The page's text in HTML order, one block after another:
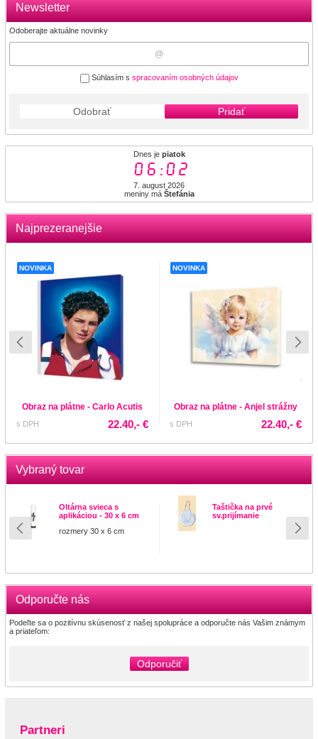
Newsletter
Odoberajte aktuálne novinky
Súhlasím s spracovaním osobných údajov
Odobrať Pridať
Dnes je piatok
06:02
7. august 2026
meniny má Štefánia
Najprezeranejšie
NOVINKA
Obraz na plátne - Carlo Acutis
s DPH 22.40,- €
NOVINKA
Obraz na plátne - Anjel strážny
s DPH 22.40,- €
Vybraný tovar
Oltárna svieca s
aplikáciou - 30 x 6 cm
rozmery 30 x 6 cm
Taštička na prvé
sv.prijímanie
Odporučte nás
Podeľte sa o pozitívnu skúsenosť z našej spolupráce a odporučte nás Vašim známym
a priateľom:
Odporučiť
Partneri